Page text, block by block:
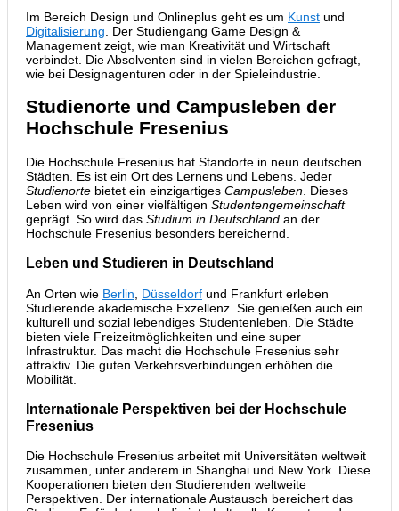
Im Bereich Design und Onlineplus geht es um Kunst und
Digitalisierung . Der Studiengang Game Design &
Management zeigt, wie man Kreativität und Wirtschaft
verbindet. Die Absolventen sind in vielen Bereichen gefragt,
wie bei Designagenturen oder in der Spieleindustrie.
Studienorte und Campusleben der
Hochschule Fresenius
Die Hochschule Fresenius hat Standorte in neun deutschen
Städten. Es ist ein Ort des Lernens und Lebens. Jeder
Studienorte bietet ein einzigartiges Campusleben . Dieses
Leben wird von einer vielfältigen Studentengemeinschaft
geprägt. So wird das Studium in Deutschland an der
Hochschule Fresenius besonders bereichernd.
Leben und Studieren in Deutschland
An Orten wie Berlin Düsseldorf und Frankfurt erleben
Studierende akademische Exzellenz. Sie genießen auch ein
kulturell und sozial lebendiges Studentenleben. Die Städte
bieten viele Freizeitmöglichkeiten und eine super
Infrastruktur. Das macht die Hochschule Fresenius sehr
attraktiv. Die guten Verkehrsverbindungen erhöhen die
Mobilität.
Internationale Perspektiven bei der Hochschule
Fresenius
Die Hochschule Fresenius arbeitet mit Universitäten weltweit
zusammen, unter anderem in Shanghai und New York. Diese
Kooperationen bieten den Studierenden weltweite
Perspektiven. Der internationale Austausch bereichert das